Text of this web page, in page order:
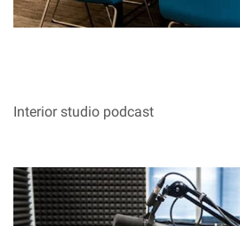
Interior studio podcast